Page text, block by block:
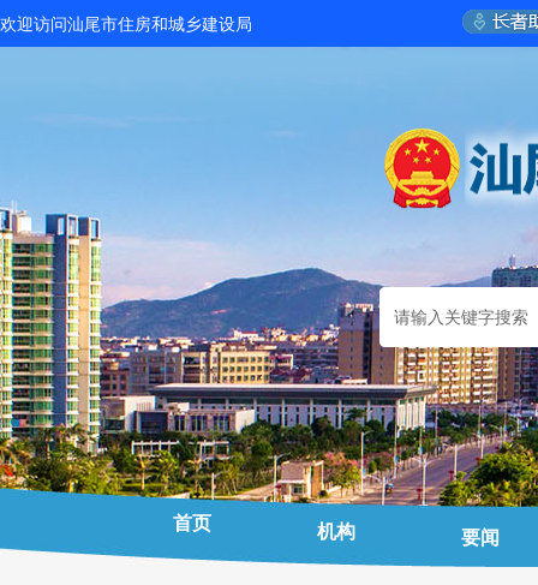
欢迎访问汕尾市住房和城乡建设局
首页 机构 要闻